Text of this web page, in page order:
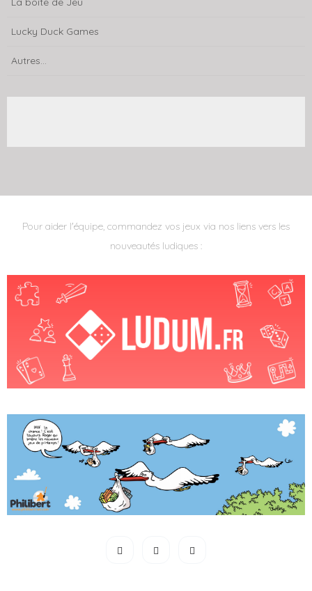
Lucky Duck Games
Autres...
Pour aider l'équipe, commandez vos jeux via nos liens vers les
nouveautés ludiques :